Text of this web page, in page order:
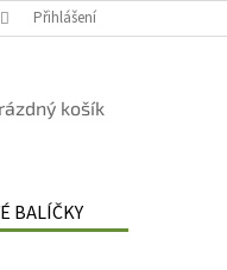
Odstoupení od smlouvy
Přihlášení
košík
BALÍČKY